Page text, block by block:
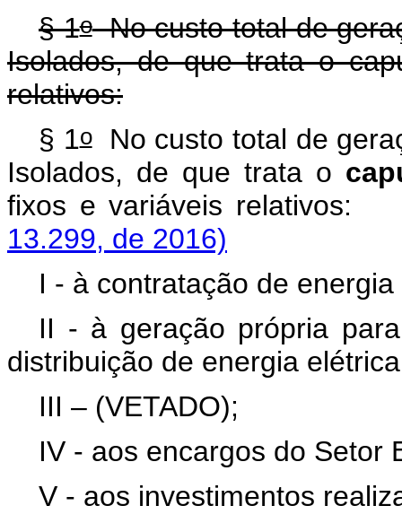
§ 1oNo custo total de
Isolados, de que trata o
relativos:
§ 1oNo custo total de
Isolados, de que trata o
fixos e variáveis
13.299, de 2016)
I - à contratação de
II - à geração própria
distribuição de energia
III – (VETADO);
IV - aos encargos do Setor
V - aos investimentos